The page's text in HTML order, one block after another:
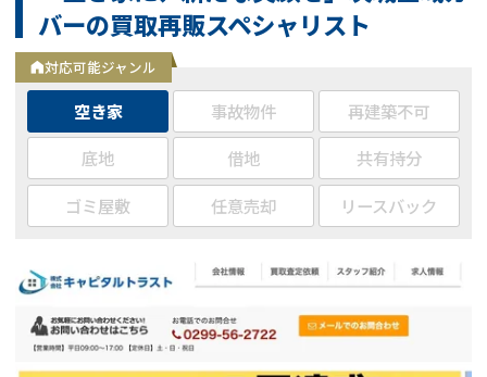
掲載業者 703
件
更新日 :2026年07月31日 検索する
業者を探す
相談内容で探す
空き家 事故物件
再建築不可 底地
借地 共有持分
不動産コラム
不動産売却 再建築不可物件
共有持分 底地
バーの買取再販スペシャリスト
対応可能ジャンル
空き家 事故物件
再建築不可
底地
借地
共有持分
ゴミ屋敷
任意売却 リースバック